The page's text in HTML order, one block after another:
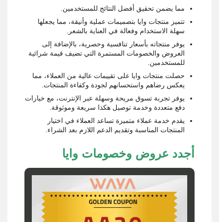
مما يضمن تحقيق أفضل النتائج للمستخدمين.
تتميز منتجات وايا بتصميمات عملية وأنيقة، مما يجعلها
سهلة الاستخدام وفعالة في العناية بالشعر.
يوفر منتجاته بأسعار تنافسية وحصرية، بالإضافة إلى
العروض والخصومات المستمرة التي تضيف قيمة شرائية
للمستخدمين.
حصلت منتجات وايا على تقييمات عالية من العملاء، مما
يعكس رضاهم واستحسانهم لجودة وكفاءة المنتجات.
يوفر تجربة تسوق مريحة وسهلة عبر الإنترنت، مع خيارات
دفع متعددة وخدمة توصيل هكذا سريعة وموثوقة.
يقدم خدمة عملاء متميزة تساعد العملاء في اختيار
المنتجات المناسبة وتقديم الدعم اللازم بعد الشراء.
أجدد عروض وخصومات وايا